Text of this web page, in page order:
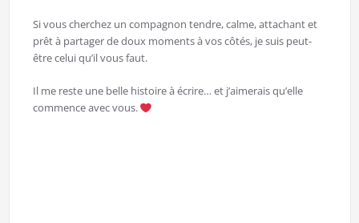
Si vous cherchez un compagnon tendre, calme, attachant et
prêt à partager de doux moments à vos côtés, je suis peut-
être celui qu’il vous faut.
Il me reste une belle histoire à écrire… et j’aimerais qu’elle
commence avec vous.